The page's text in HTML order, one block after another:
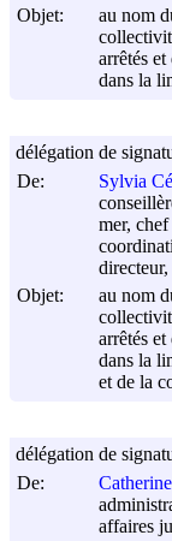
Objet:
au nom
arrêtés
dans la
De:
Sylvia
mer, chef
Objet:
au nom
arrêtés
dans la
et de la
délégation de
De:
affaires
délégation de